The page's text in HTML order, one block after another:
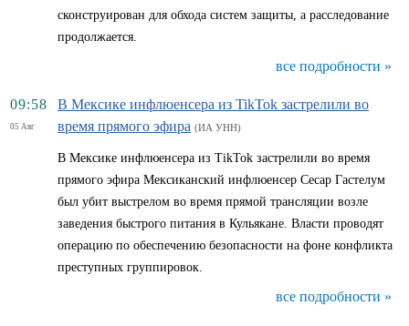
сконструирован для обхода систем защиты, а расследование
продолжается.
все подробности »
09:58
05 Авг
В Мексике инфлюенсера из TikTok застрелили во
время прямого эфира (ИА УНН)
В Мексике инфлюенсера из TikTok застрелили во время
прямого эфира Мексиканский инфлюенсер Сесар Гастелум
был убит выстрелом во время прямой трансляции возле
заведения быстрого питания в Кульякане. Власти проводят
операцию по обеспечению безопасности на фоне конфликта
преступных группировок.
все подробности »